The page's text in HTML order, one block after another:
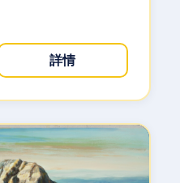
得、簡單易懂、
，協助使用者掌
。
詳情